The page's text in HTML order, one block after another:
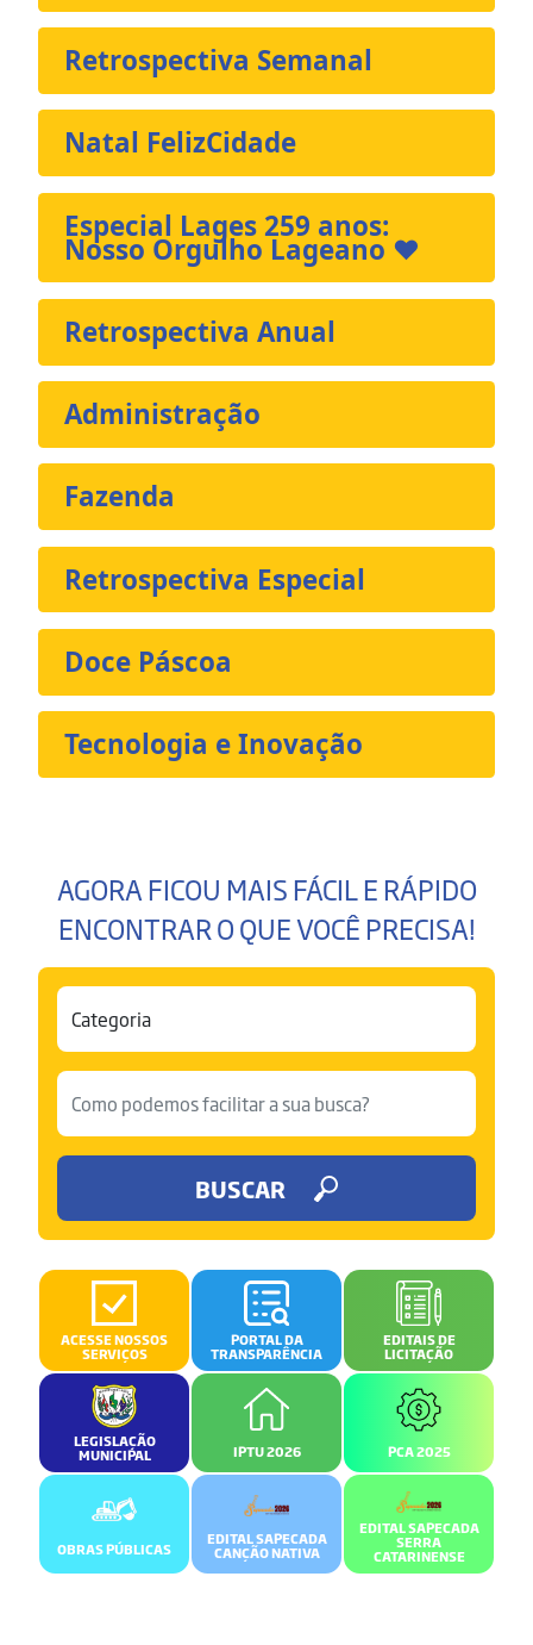
Retrospectiva Semanal
Natal FelizCidade
Especial Lages 259 anos:
Nosso Orgulho Lageano ❤️
Retrospectiva Anual
Administração
Fazenda
Retrospectiva Especial
Doce Páscoa
Tecnologia e Inovação
AGORA FICOU MAIS FÁCIL E RÁPIDO
ENCONTRAR O QUE VOCÊ PRECISA!
BUSCAR
ACESSE NOSSOS
SERVIÇOS
PORTAL DA
TRANSPARÊNCIA
EDITAIS DE
LICITAÇÃO
LEGISLAÇÃO
MUNICIPAL IPTU 2026 PCA 2025
OBRAS PÚBLICAS
EDITAL SAPECADA
CANÇÃO NATIVA
EDITAL SAPECADA
SERRA
CATARINENSE